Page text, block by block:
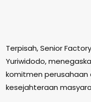
Terpisah, Senior
Yuriwidodo,
komitmen
kesejahteraan